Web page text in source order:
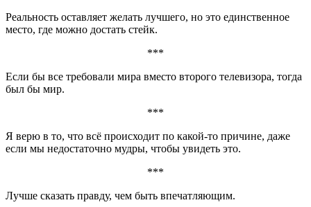
Реальность оставляет желать лучшего, но это единственное
место, где можно достать стейк.
***
Если бы все требовали мира вместо второго телевизора, тогда
был бы мир.
***
Я верю в то, что всё происходит по какой-то причине, даже
если мы недостаточно мудры, чтобы увидеть это.
***
Лучше сказать правду, чем быть впечатляющим.